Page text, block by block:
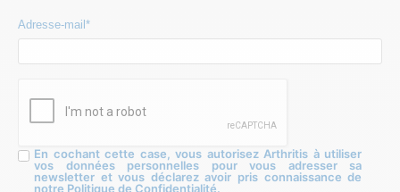
Adresse-mail*
En cochant cette case, vous autorisez Arthritis à utiliser
vos données personnelles pour vous adresser sa
newsletter et vous déclarez avoir pris connaissance de
notre Politique de Confidentialité.